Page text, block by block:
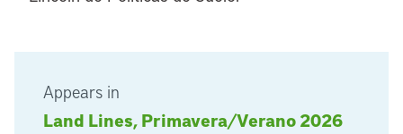
Appears in
Land Lines, Primavera/Verano 2026